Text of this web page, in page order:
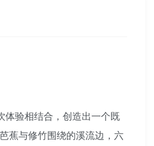
体验相结合，创造出一个既
蕉与修竹围绕的溪流边，六